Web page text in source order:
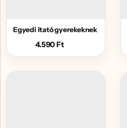
Egyedi itató gyerekeknek
4.590Ft